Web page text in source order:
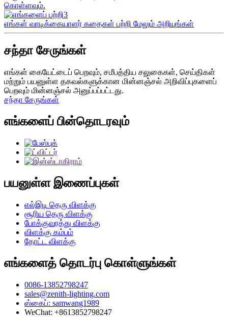
கொள்ளவும்.
எங்கள் வாடிக்கையாளர் கதைகள் பற்றி மேலும் அறியுங்கள்
சந்தா சேருங்கள்
எங்கள் கையேட்டைப் பெறவும், சமீபத்திய சலுகைகள், செய்திகள்
மற்றும் பயனுள்ள தகவல்களுக்கான மின்னஞ்சல் அறிவிப்புகளைப்
பெறவும் மின்னஞ்சல் அனுப்பப்பட்டது.
சந்தா சேருங்கள்
எங்களைப் பின்தொடரவும்
பயனுள்ள இணைப்புகள்
எல்இடி தெரு விளக்கு
சூரிய தெரு விளக்கு
போக்குவரத்து விளக்கு
விளக்கு கம்பம்
தோட்ட விளக்கு
எங்களைத் தொடர்பு கொள்ளுங்கள்
0086-13852798247
sales@zenith-lighting.com
ஸ்கைப்: samwang1989
WeChat: +8613852798247